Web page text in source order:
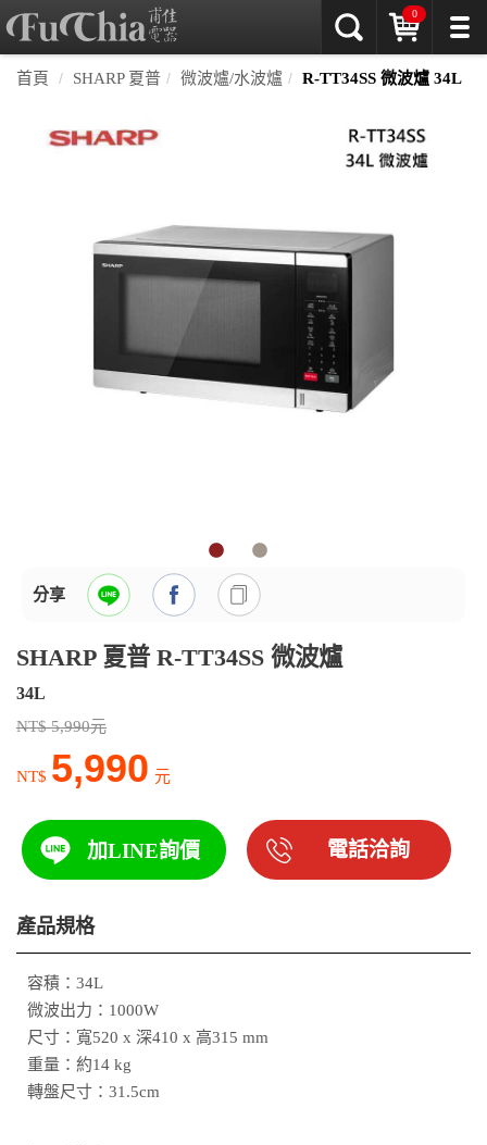
0
首頁 SHARP 夏普 微波爐/水波爐 R-TT34SS 微波爐 34L
分享
SHARP 夏普 R-TT34SS 微波爐
34L
NT$ 5,990元
NT$ 5,990 元
加LINE詢價 電話洽詢
產品規格
容積：34L
微波出力：1000W
尺寸：寬520 x 深410 x 高315 mm
重量：約14 kg
轉盤尺寸：31.5cm